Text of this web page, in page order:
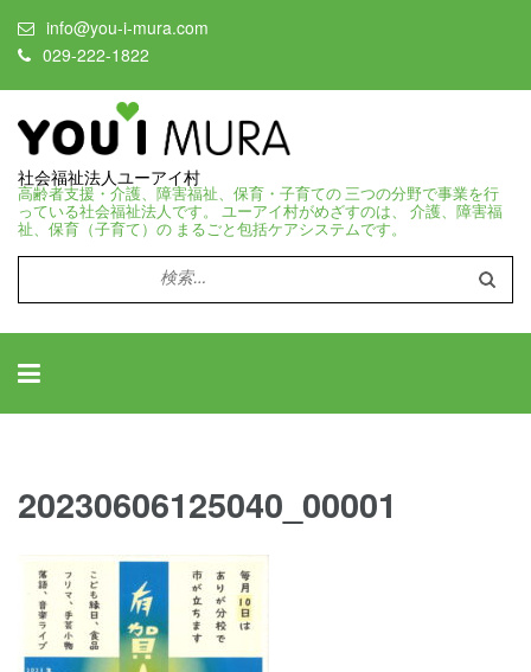
info@you-i-mura.com
029-222-1822
社会福祉法人ユーアイ村
高齢者支援・介護、障害福祉、保育・子育ての 三つの分野で事業を行
っている社会福祉法人です。 ユーアイ村がめざすのは、 介護、障害福
祉、保育（子育て）の まるごと包括ケアシステムです。
検
索:
20230606125040_00001